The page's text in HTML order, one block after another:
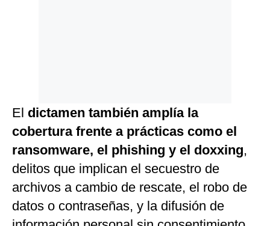
El dictamen también amplía la
cobertura frente a prácticas como el
ransomware, el phishing y el doxxing,
delitos que implican el secuestro de
archivos a cambio de rescate, el robo de
datos o contraseñas, y la difusión de